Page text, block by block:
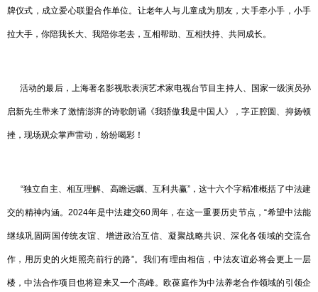
牌仪式，成立爱心联盟合作单位。让老年人与儿童成为朋友，大手牵小手，小手
拉大手，你陪我长大、我陪你老去，互相帮助、互相扶持、共同成长。
活动的最后，上海著名影视歌表演艺术家电视台节目主持人、国家一级演员孙
启新先生带来了激情澎湃的诗歌朗诵《我骄傲我是中国人》，字正腔圆、抑扬顿
挫，现场观众掌声雷动，纷纷喝彩！
“独立自主、相互理解、高瞻远瞩、互利共赢”，这十六个字精准概括了中法建
交的精神内涵。2024年是中法建交60周年，在这一重要历史节点，“希望中法能
继续巩固两国传统友谊、增进政治互信、凝聚战略共识、深化各领域的交流合
作，用历史的火炬照亮前行的路”。我们有理由相信，中法友谊必将会更上一层
楼，中法合作项目也将迎来又一个高峰。欧葆庭作为中法养老合作领域的引领企